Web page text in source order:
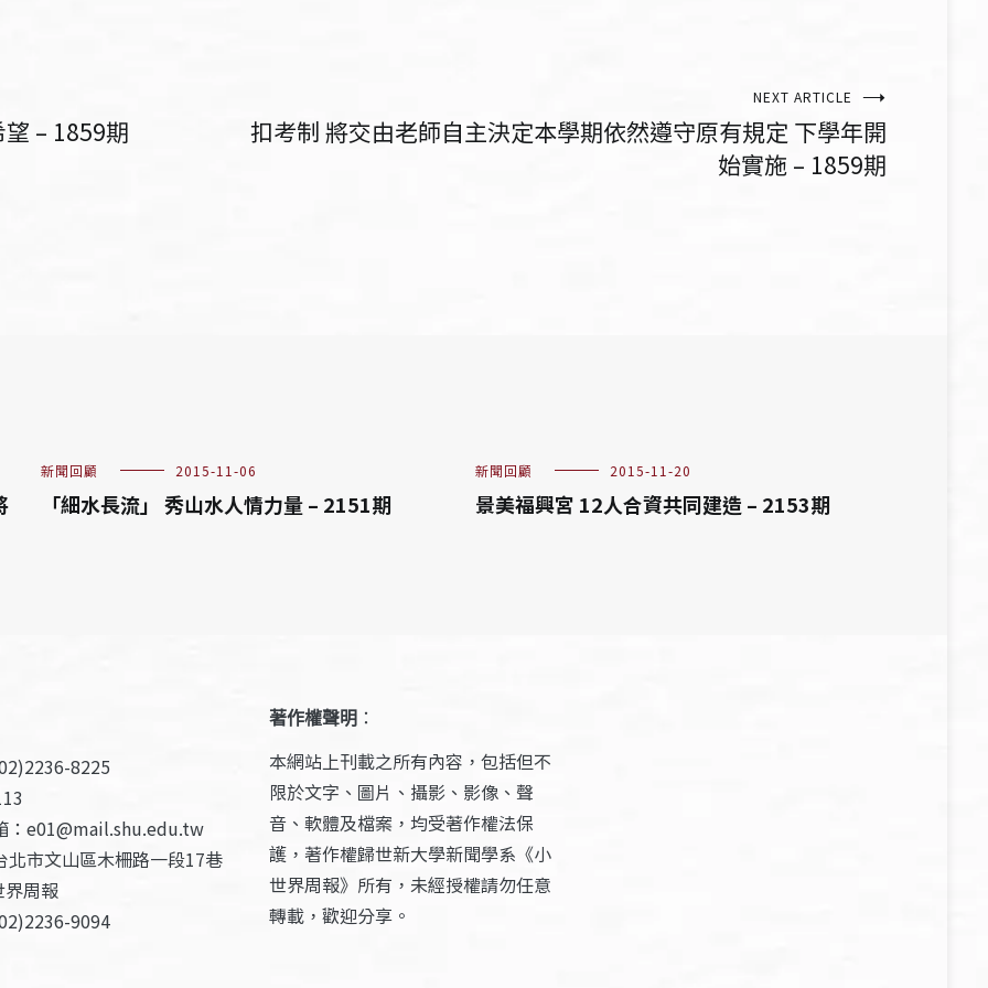
– 1859期
NEXT ARTICLE
扣考制 將交由老師自主決定本學期依然遵守原有規定 下學年開
始實施 – 1859期
新聞回顧 2015-11-06
「細水長流」 秀山水人情力量 – 2151期
新聞回顧 2015-11-20
景美福興宮 12人合資共同建造 – 2153期
8225
：e01@mail.shu.edu.tw
北市文山區木柵路一段17巷
界周報
9094
著作權聲明 ：
本網站上刊載之所有內容，包括但不
限於文字、圖片、攝影、影像、聲
音、軟體及檔案，均受著作權法保
護，著作權歸世新大學新聞學系《小
世界周報》所有，未經授權請勿任意
轉載，歡迎分享。